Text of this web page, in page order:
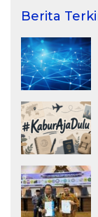
Berita